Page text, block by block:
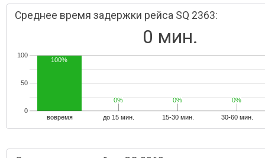
Среднее время задержки рейса SQ 2363:
0 мин.
вовремя до 15 мин. 15-30 мин. 30-60 мин.
0
50
100
100%
0%
0% 0%
0% 0%
0%